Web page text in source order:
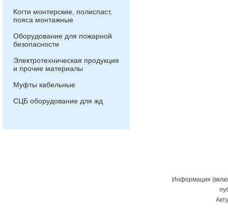
Когти монтерские, полиспаст,
пояса монтажные
Оборудование для пожарной
безопасности
Электротехническая продукция
и прочие материалы
Муфты кабельные
СЦБ оборудование для жд
Информация